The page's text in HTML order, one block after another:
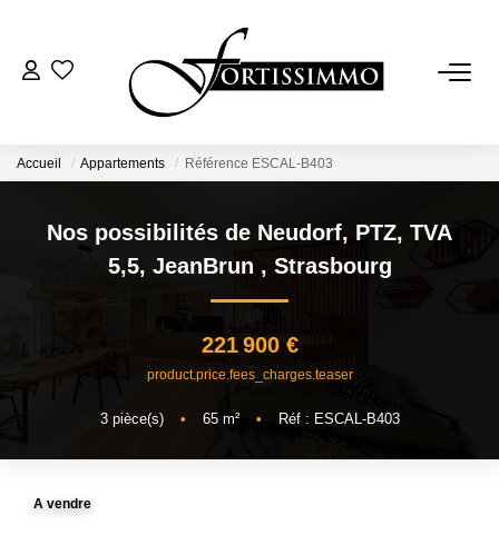
Tous Nos Biens
Neuf
GESTION
Accueil Appartements Référence ESCAL-B403
Nos possibilités de Neudorf, PTZ, TVA
5,5, JeanBrun , Strasbourg
221 900 €
product.price.fees_charges.teaser
3pièce(s) • 65m² • Réf : ESCAL-B403
A vendre